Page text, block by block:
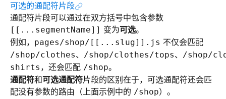
可选的通配符片段
通配符片段可以通过在双方括号中包含参数
[[...segmentName]] 变为可选。
例如， pages/shop/[[...slug]].js 不仅会匹配
/shop/clothes、 /shop/clothes/tops、 /shop/
shirts ，还会匹配 /shop。
通配符和可选通配符片段的区别在于，可选通配符还会匹
配没有参数的路由（上面示例中的 /shop）。